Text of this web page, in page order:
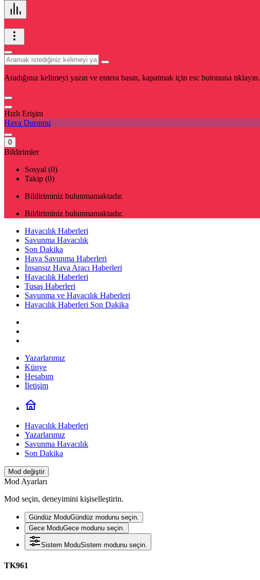
Aradığınız kelimeyi yazın ve entera basın, kapatmak için esc butonuna tıklayın.
Hızlı Erişim
Hava Durumu
0
Bildirimler
Sosyal (0)
Takip (0)
Bildiriminiz bulunmamaktadır.
Bildiriminiz bulunmamaktadır.
Havacılık Haberleri
Savunma Havacılık
Son Dakika
Hava Savunma Haberleri
İnsansız Hava Aracı Haberleri
Havacılık Haberleri
Tusaş Haberleri
Savunma ve Havacılık Haberleri
Havacılık Haberleri Son Dakika
Yazarlarımız
Künye
Hesabım
İletişim
Havacılık Haberleri
Yazarlarımız
Savunma Havacılık
Son Dakika
Mod değiştir
Mod Ayarları
Mod seçin, deneyimini kişiselleştirin.
Gündüz ModuGündüz modunu seçin.
Gece ModuGece modunu seçin.
Sistem ModuSistem modunu seçin.
TK961